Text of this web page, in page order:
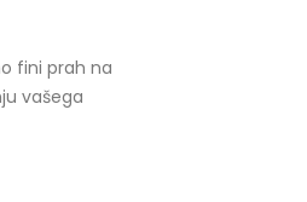
fini prah na
vašega